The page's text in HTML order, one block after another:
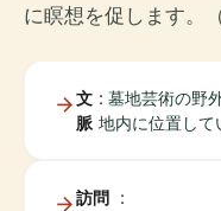
に瞑想を促します。
文
脈
: 墓地芸術の野
地内に位置して
訪問 :